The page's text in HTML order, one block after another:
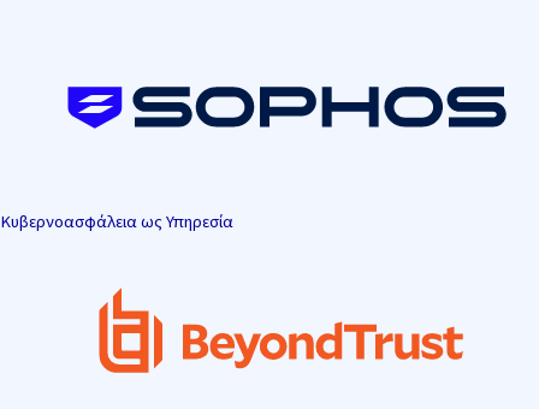
Κυβερνοασφάλεια ως Υπηρεσία